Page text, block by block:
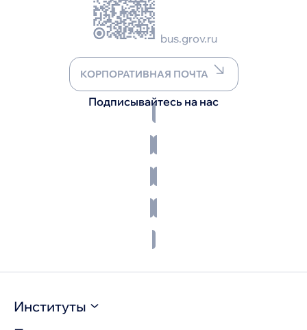
bus.grov.ru
КОРПОРАТИВНАЯ ПОЧТА
Подписывайтесь на нас
Институты